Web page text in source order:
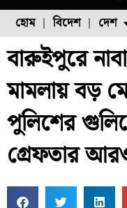
হোম বিদেশ দেশ
ফুল
বারুইপুরে
মামলায় বড়
পুলিশের
গ্রেফতার